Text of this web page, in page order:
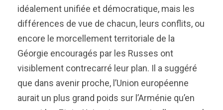
idéalement unifiée et démocratique, mais les
différences de vue de chacun, leurs conflits, ou
encore le morcellement territoriale de la
Géorgie encouragés par les Russes ont
visiblement contrecarré leur plan. Il a suggéré
que dans avenir proche, l’Union européenne
aurait un plus grand poids sur l’Arménie qu’en